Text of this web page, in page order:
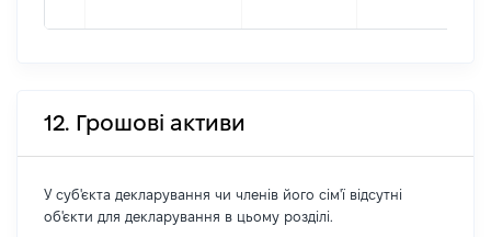
12. Грошові активи
У суб'єкта декларування чи членів його сім'ї відсутні
об'єкти для декларування в цьому розділі.